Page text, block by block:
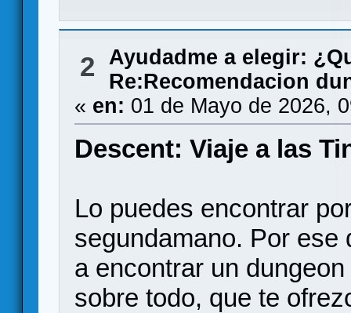
2
Ayudadme a elegir:
Re:Recomendacion
« en: 01 de Mayo de 2026,
Descent: Viaje a las
Lo puedes encontrar
segundamano. Por ese
a encontrar un
sobre todo, que te